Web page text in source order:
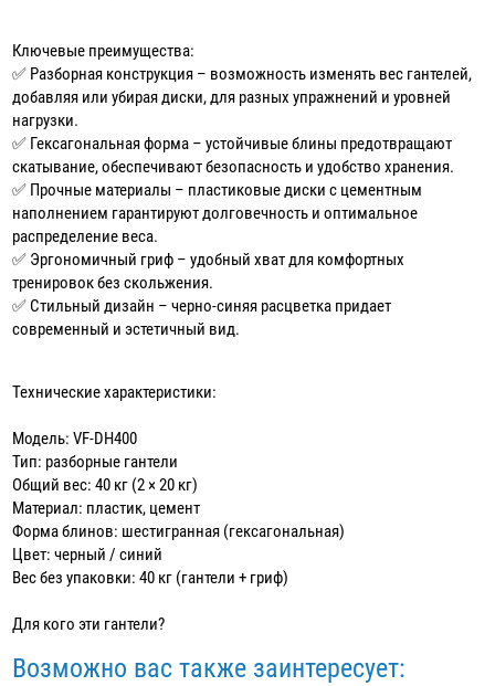
Ключевые преимущества:
✅ Разборная конструкция – возможность изменять вес гантелей,
добавляя или убирая диски, для разных упражнений и уровней
нагрузки.
✅ Гексагональная форма – устойчивые блины предотвращают
скатывание, обеспечивают безопасность и удобство хранения.
✅ Прочные материалы – пластиковые диски с цементным
наполнением гарантируют долговечность и оптимальное
распределение веса.
✅ Эргономичный гриф – удобный хват для комфортных
тренировок без скольжения.
✅ Стильный дизайн – черно-синяя расцветка придает
современный и эстетичный вид.
Технические характеристики:
Модель: VF-DH400
Тип: разборные гантели
Общий вес: 40 кг (2 × 20 кг)
Материал: пластик, цемент
Форма блинов: шестигранная (гексагональная)
Цвет: черный / синий
Вес без упаковки: 40 кг (гантели + гриф)
Для кого эти гантели?
Возможно вас также заинтересует: